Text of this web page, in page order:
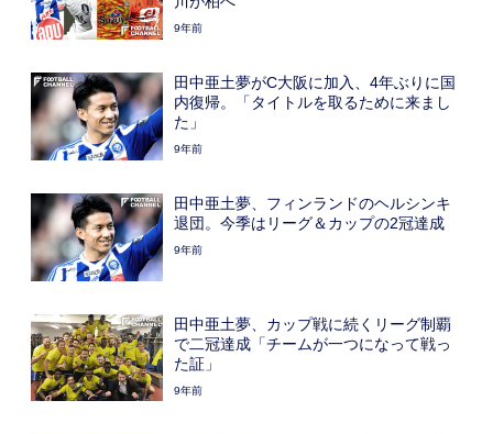
9年前
田中亜土夢がC大阪に加入、4年ぶりに国
内復帰。「タイトルを取るために来まし
た」
9年前
田中亜土夢、フィンランドのヘルシンキ
退団。今季はリーグ＆カップの2冠達成
9年前
田中亜土夢、カップ戦に続くリーグ制覇
で二冠達成「チームが一つになって戦っ
た証」
9年前